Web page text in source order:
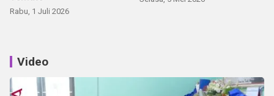
Rabu, 1 Juli 2026
Video